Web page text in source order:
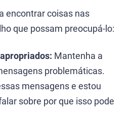
encontrar coisas nas
que possam preocupá-lo:
Mantenha a
problemáticas.
mensagens e estou
sobre por que isso pode